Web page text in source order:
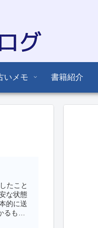
いメモ 書籍紹介
たこと
な状態
的に送
もの